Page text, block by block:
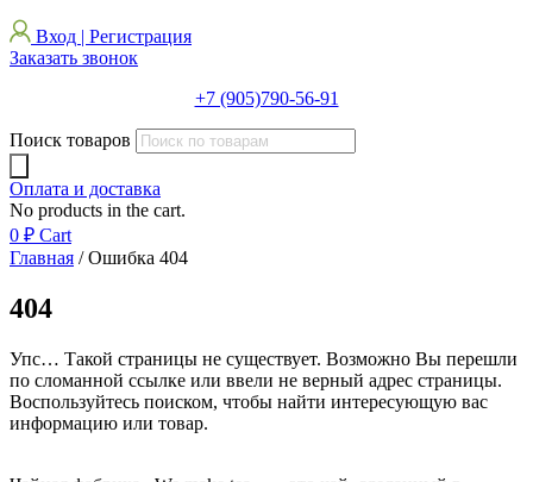
Вход | Регистрация
Заказать звонок
+7 (905)790-56-91
Поиск товаров
Оплата и доставка
No products in the cart.
0 ₽ Cart
Главная / Ошибка 404
404
Упс… Такой страницы не существует. Возможно Вы перешли
по сломанной ссылке или ввели не верный адрес страницы.
Воспользуйтесь поиском, чтобы найти интересующую вас
информацию или товар.